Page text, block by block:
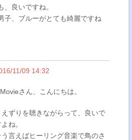
、良いですね。
子、ブルーがとても綺麗ですね
11/09 14:32
さん、こんにちは。
えずりを聴きながらって、良いで
ね。
う言えばヒーリング音楽で鳥のさ